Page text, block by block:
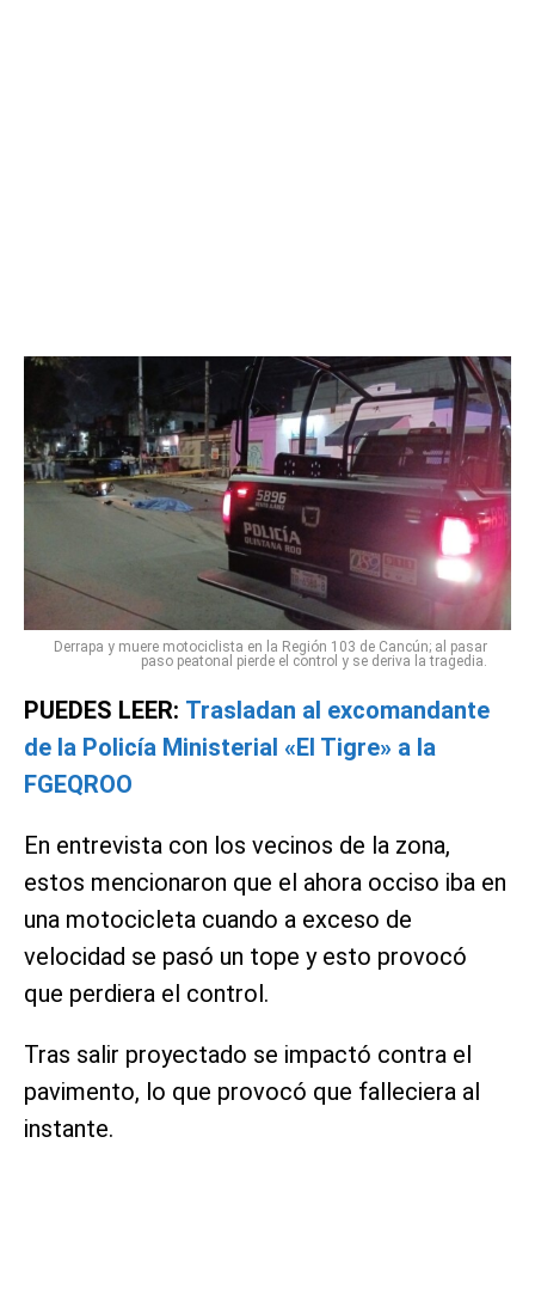
Derrapa y muere motociclista en la Región 103 de Cancún; al pasar
paso peatonal pierde el control y se deriva la tragedia.
PUEDES LEER: Trasladan al excomandante
de la Policía Ministerial «El Tigre» a la
FGEQROO
En entrevista con los vecinos de la zona,
estos mencionaron que el ahora occiso iba en
una motocicleta cuando a exceso de
velocidad se pasó un tope y esto provocó
que perdiera el control.
Tras salir proyectado se impactó contra el
pavimento, lo que provocó que falleciera al
instante.